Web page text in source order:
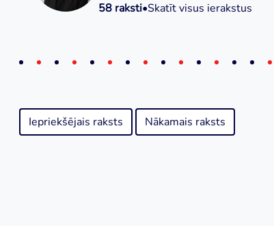
58 raksti•Skatīt visus ierakstus
Iepriekšējais raksts Nākamais raksts